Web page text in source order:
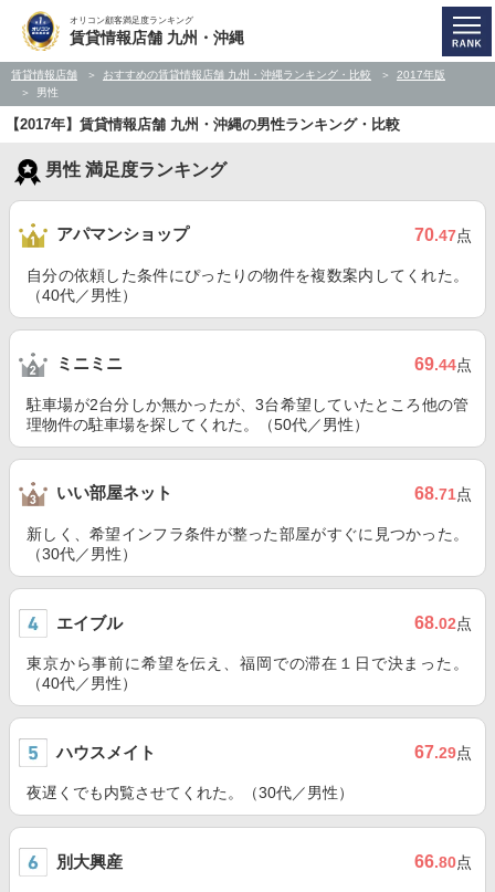
オリコン顧客満足度ランキング
賃貸情報店舗 九州・沖縄
賃貸情報店舗 おすすめの賃貸情報店舗 九州・沖縄ランキング・比較
2017年版
男性
【2017年】賃貸情報店舗 九州・沖縄の男性ランキング・比較
男性 満足度ランキング
アパマンショップ 70.47点
自分の依頼した条件にぴったりの物件を複数案内してくれた。
（40代／男性）
ミニミニ 69.44点
駐車場が2台分しか無かったが、3台希望していたところ他の管
理物件の駐車場を探してくれた。（50代／男性）
いい部屋ネット 68.71点
新しく、希望インフラ条件が整った部屋がすぐに見つかった。
（30代／男性）
エイブル 68.02点
東京から事前に希望を伝え、福岡での滞在１日で決まった。
（40代／男性）
ハウスメイト 67.29点
夜遅くでも内覧させてくれた。（30代／男性）
別大興産 66.80点